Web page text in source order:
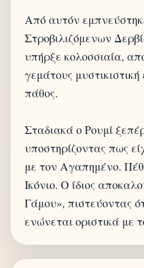
Από αυτόν
Στροβιλιζόμενων
υπήρξε κολοσσιαία,
γεμάτους
πάθος.
Σταδιακά ο Ρουμί
υποστηρίζοντας πως
με τον Αγαπημένο.
Ικόνιο. Ο ίδιος
Γάμου», πιστεύοντας